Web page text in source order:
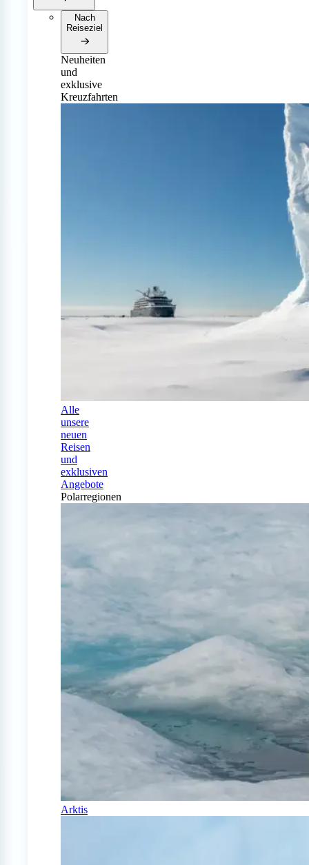
Nach
Reiseziel
Neuheiten
und
exklusive
Kreuzfahrten
Alle
unsere
neuen
Reisen
und
exklusiven
Angebote
Polarregionen
Arktis